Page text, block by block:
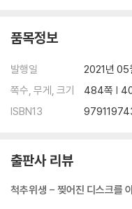
372 고스톱은 반드시4명 이상
376 작업할 때 무너지는 요추
378 차에서 내릴 때 눈앞이 캄
381 요점 정리
10장 디스크 상처 다시 붙이기
384 한국에서 우연히 만난 애
386 애덤스박사 코멘트의 팩
품목정보
발행일
2021년 05
쪽수, 무게, 크기
484쪽 |
ISBN13
출판사 리뷰
척추위생 - 찢어진 디스크를